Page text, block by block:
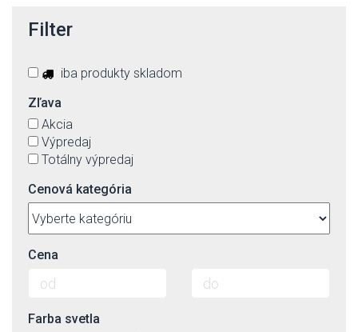
Filter
iba produkty skladom
Zľava
Akcia
Výpredaj
Totálny výpredaj
Cenová kategória
Cena
Farba svetla